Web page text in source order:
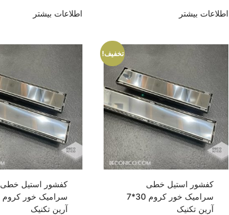
اطلاعات بیشتر اطلاعات بیشتر
تخفیف!
کفشور استیل خطی
سرامیک خور کروم 30*7
آرین تکنیک
کفشور استیل خطی
آرین تکنیک